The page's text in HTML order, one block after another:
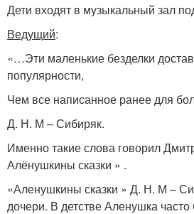
Дети входят в музыкальный зал
Ведущий:
«…Эти маленькие безделки
популярности,
Чем все написанное ранее для
Д. Н. М – Сибиряк.
Именно такие слова говорил
Алёнушкины сказки » .
«Аленушкины сказки » Д. Н. М –
дочери. В детстве Аленушка